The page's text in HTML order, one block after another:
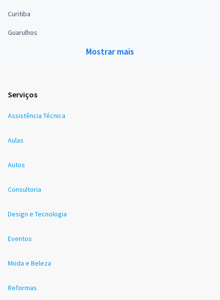
Curitiba
Guarulhos
Mostrar mais
Serviços
Assistência Técnica
Aulas
Autos
Consultoria
Design e Tecnologia
Eventos
Moda e Beleza
Reformas